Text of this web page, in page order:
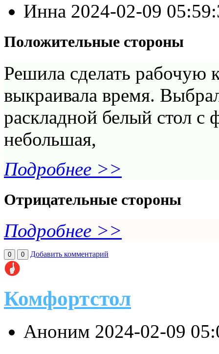
Инна 2024-02-09
Положительные стороны
Решила сделать рабочую
выкраивала время.
раскладной белый стол
небольшая,
Подробнее >>
Отрицательные стороны
Подробнее >>
0 0 Добавить комментарий
Комфортстол
Аноним 2024-02-09